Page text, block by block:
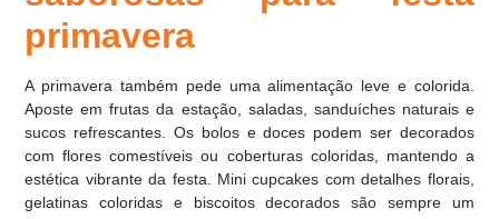
primavera
A primavera também pede uma alimentação leve e colorida.
Aposte em frutas da estação, saladas, sanduíches naturais e
sucos refrescantes. Os bolos e doces podem ser decorados
com flores comestíveis ou coberturas coloridas, mantendo a
estética vibrante da festa. Mini cupcakes com detalhes florais,
gelatinas coloridas e biscoitos decorados são sempre um